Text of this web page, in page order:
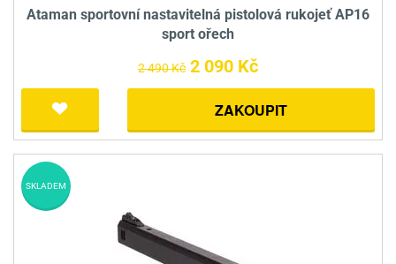
Ataman sportovní nastavitelná pistolová rukojeť AP16
sport ořech
2 490 Kč 2 090 Kč
ZAKOUPIT
SKLADEM